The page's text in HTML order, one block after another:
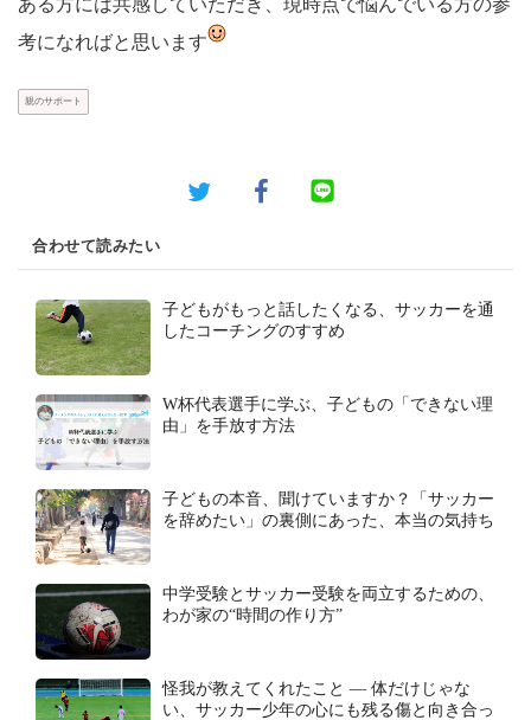
ある方には共感していただき、現時点で悩んでいる方の参
考になればと思います
親のサポート
合わせて読みたい
子どもがもっと話したくなる、サッカーを通
したコーチングのすすめ
W杯代表選手に学ぶ、子どもの「できない理
由」を手放す方法
子どもの本音、聞けていますか？「サッカー
を辞めたい」の裏側にあった、本当の気持ち
中学受験とサッカー受験を両立するための、
わが家の“時間の作り方”
怪我が教えてくれたこと ― 体だけじゃな
い、サッカー少年の心にも残る傷と向き合っ